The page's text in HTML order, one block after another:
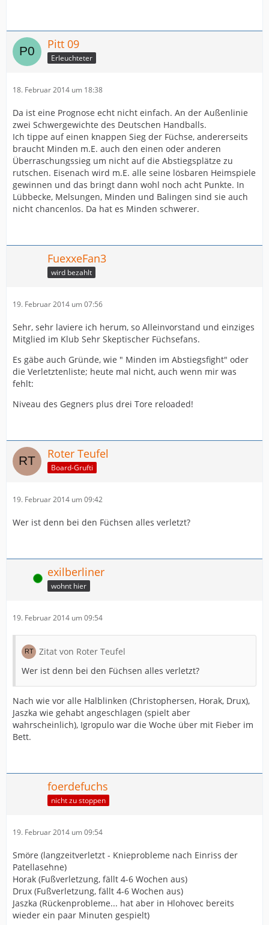
Pitt 09
Erleuchteter
18. Februar 2014 um 18:38
Da ist eine Prognose echt nicht einfach. An der Außenlinie
zwei Schwergewichte des Deutschen Handballs.
Ich tippe auf einen knappen Sieg der Füchse, andererseits
braucht Minden m.E. auch den einen oder anderen
Überraschungssieg um nicht auf die Abstiegsplätze zu
rutschen. Eisenach wird m.E. alle seine lösbaren Heimspiele
gewinnen und das bringt dann wohl noch acht Punkte. In
Lübbecke, Melsungen, Minden und Balingen sind sie auch
nicht chancenlos. Da hat es Minden schwerer.
FuexxeFan3
wird bezahlt
19. Februar 2014 um 07:56
Sehr, sehr laviere ich herum, so Alleinvorstand und einziges
Mitglied im Klub Sehr Skeptischer Füchsefans.
Es gäbe auch Gründe, wie " Minden im Abstiegsfight" oder
die Verletztenliste; heute mal nicht, auch wenn mir was
fehlt:
Niveau des Gegners plus drei Tore reloaded!
Roter Teufel
Board-Grufti
19. Februar 2014 um 09:42
Wer ist denn bei den Füchsen alles verletzt?
Online exilberliner
wohnt hier
19. Februar 2014 um 09:54
Zitat von Roter Teufel
Wer ist denn bei den Füchsen alles verletzt?
Nach wie vor alle Halblinken (Christophersen, Horak, Drux),
Jaszka wie gehabt angeschlagen (spielt aber
wahrscheinlich), Igropulo war die Woche über mit Fieber im
Bett.
foerdefuchs
nicht zu stoppen
19. Februar 2014 um 09:54
Smöre (langzeitverletzt - Knieprobleme nach Einriss der
Patellasehne)
Horak (Fußverletzung, fällt 4-6 Wochen aus)
Drux (Fußverletzung, fällt 4-6 Wochen aus)
Jaszka (Rückenprobleme... hat aber in Hlohovec bereits
wieder ein paar Minuten gespielt)